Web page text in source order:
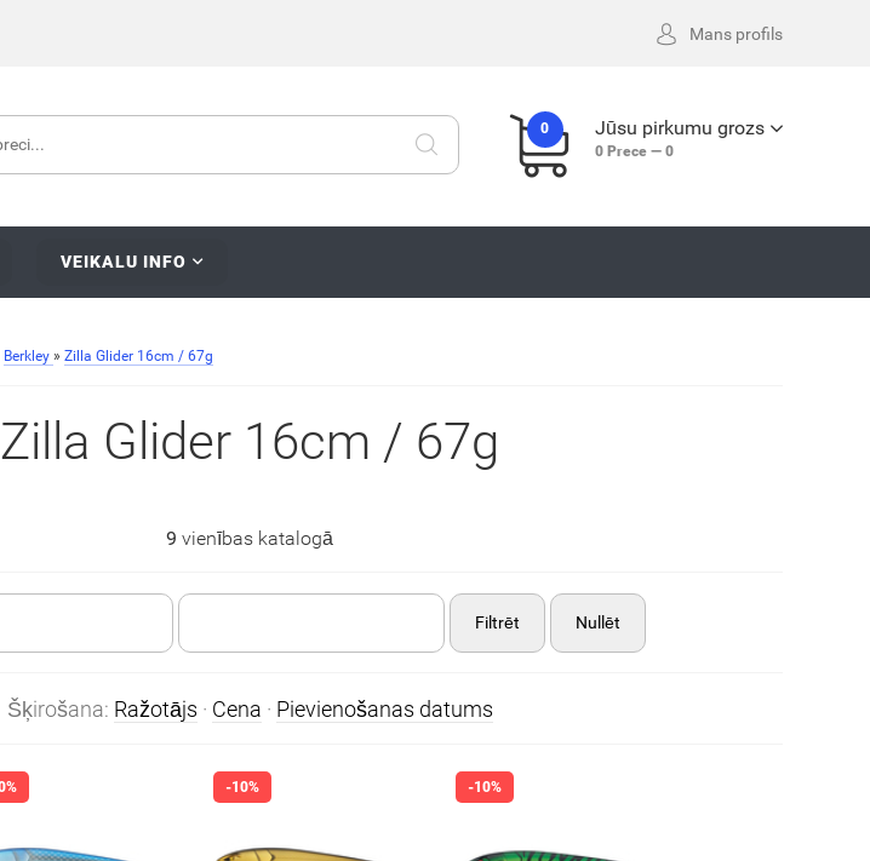
Mans profils
0 Jūsu pirkumu grozs
0 Prece — 0
VEIKALU INFO
Berkley » Zilla Glider 16cm / 67g
Zilla Glider 16cm / 67g
9 vienības katalogā
Filtrēt Nullēt
Šķirošana: Ražotājs · Cena · Pievienošanas datums